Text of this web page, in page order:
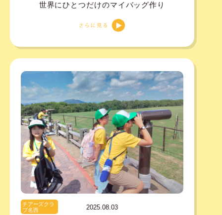
世界にひとつだけのマイバッグ作り
チアーズクラ
ブ名西
2025.08.03